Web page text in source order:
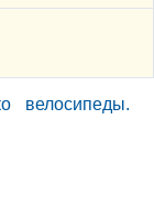
велосипеды.